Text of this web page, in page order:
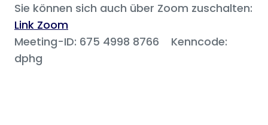
Sie können sich auch über Zoom zuschalten:
Link Zoom
Meeting-ID: 675 4998 8766 Kenncode:
dphg